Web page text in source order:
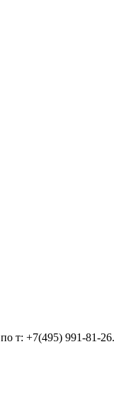
+7(495) 991-81-